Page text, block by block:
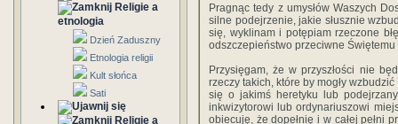
Religie a
etnologia
Dzień Zaduszny
Etnologia religii
Kult słońca
Sati
Religie a
Pragnąc tedy z umysłów Waszych
silne podejrzenie, jakie słusznie
się, wyklinam i potępiam rzeczone
odszczepieństwo przeciwne Świętemu
Przysięgam, że w przyszłości nie
rzeczy takich, które by mogły
się o jakimś heretyku lub
inkwizytorowi lub ordynariuszowi
obiecuję, że dopełnię i w całej pełni